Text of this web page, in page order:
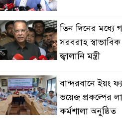
তিন দিনের মধ্যে
সরবরাহ
জ্বালানি মন্ত্রী
বান্দরবানে ইয়ং
ভয়েজ প্রকল্পের
কর্মশালা অনুষ্ঠিত